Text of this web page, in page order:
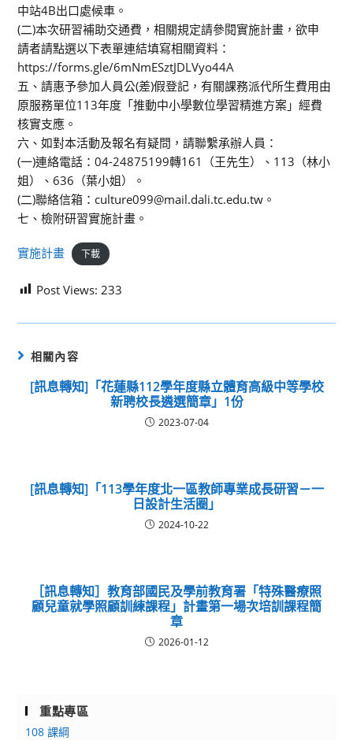
中站4B出口處候車。
(二)本次研習補助交通費，相關規定請參閱實施計畫，欲申
請者請點選以下表單連結填寫相關資料：
https://forms.gle/6mNmESztJDLVyo44A
五、請惠予參加人員公(差)假登記，有關課務派代所生費用由
原服務單位113年度「推動中小學數位學習精進方案」經費
核實支應。
六、如對本活動及報名有疑問，請聯繫承辦人員：
(一)連絡電話：04-24875199轉161（王先生）、113（林小
姐）、636（葉小姐）。
(二)聯絡信箱：culture099@mail.dali.tc.edu.tw。
七、檢附研習實施計畫。
實施計畫 下載
Post Views: 233
相關內容
[訊息轉知]「花蓮縣112學年度縣立體育高級中等學校
新聘校長遴選簡章」1份
2023-07-04
[訊息轉知]「113學年度北一區教師專業成長研習－一
日設計生活圈」
2024-10-22
［訊息轉知］教育部國民及學前教育署「特殊醫療照
顧兒童就學照顧訓練課程」計畫第一場次培訓課程簡
章
2026-01-12
重點專區
108 課綱